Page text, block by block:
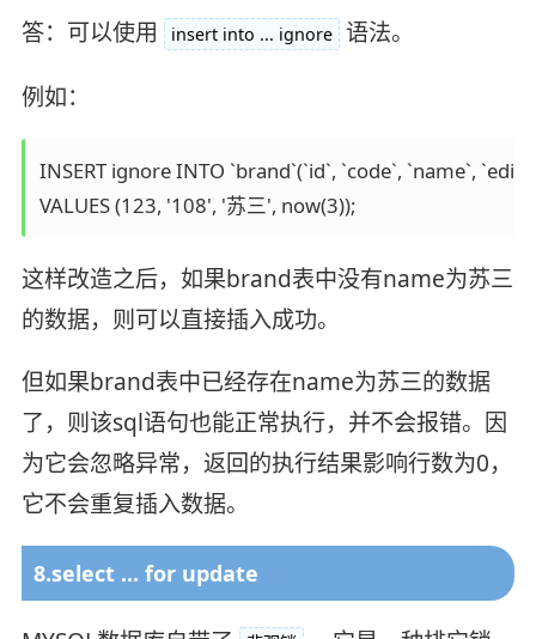
答：可以使用
insert into ... ignore 语法。
例如：
INSERT ignore INTO `brand`(`id`, `code`, `name`,
VALUES (123, '108', '苏三', now(3));
这样改造之后，如果brand表中没有name为苏三
的数据，则可以直接插入成功。
但如果brand表中已经存在name为苏三的数据
了，则该sql语句也能正常执行，并不会报错。因
为它会忽略异常，返回的执行结果影响行数为0，
它不会重复插入数据。
8.select ... for update